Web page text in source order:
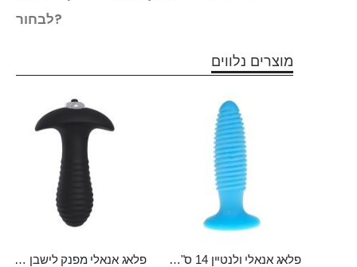
לבחור?
מוצרים נלווים
פלאג אנאלי ולנטיין 14 ס"מ מסיליקון רפואי עם בסיס ואקום
פלאג אנאלי מפנק לישבן בעל מבנה ספירלי ו7 מצבי רטט שונים מסיליקון רפואי "Beorn"